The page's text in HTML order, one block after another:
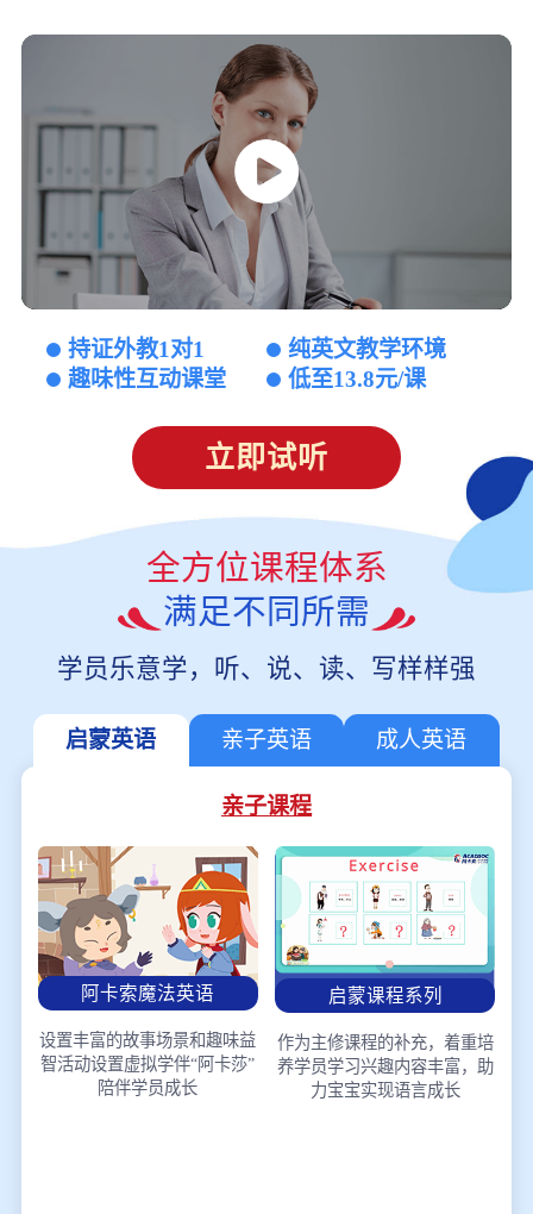
持证外教1对1
纯英文教学环境
趣味性互动课堂
低至13.8元/课
立即试听
全方位课程体系
满足不同所需
学员乐意学，听、说、读、写样样强
启蒙英语 亲子英语 成人英语
亲子课程
阿卡索魔法英语
设置丰富的故事场景和趣味益
智活动设置虚拟学伴“阿卡莎”
陪伴学员成长
启蒙课程系列
作为主修课程的补充，着重培
养学员学习兴趣内容丰富，助
力宝宝实现语言成长